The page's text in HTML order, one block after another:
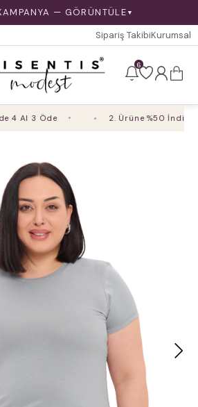
— GÖRÜNTÜLE ▼
Sipariş TakibiKurumsal
6
Al 3 Öde 2. Ürüne %50 İndirim